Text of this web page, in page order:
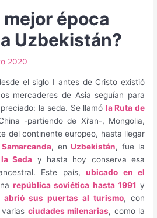
mejor época
Uzbekistán?
2020
el siglo I antes de Cristo existió
mercaderes de Asia seguían para
la seda. Se llamó la Ruta de
-partiendo de Xi’an-, Mongolia,
del continente europeo, hasta llegar
, enUzbekistán, fue la
Seda y hasta hoy conserva esa
Este país,ubicado en el
república soviética hasta 1991 y
abrió sus puertas al turismo, con
ciudades milenarias, como la